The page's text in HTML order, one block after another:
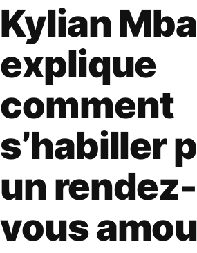
Kylian
explique
comment
s’habiller
un rendez-
vous